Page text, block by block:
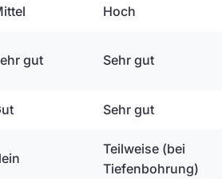
Hoch
gut Sehr gut
Sehr gut
Teilweise (bei
Tiefenbohrung)